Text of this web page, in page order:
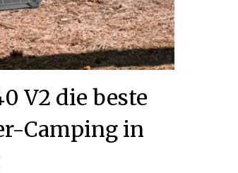
V2 die beste
Camping in